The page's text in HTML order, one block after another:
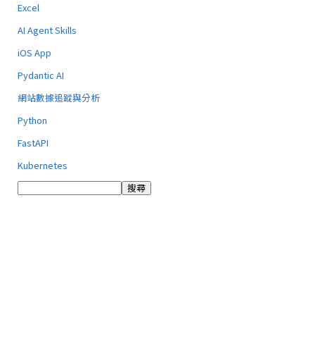
Excel
AI Agent Skills
iOS App
Pydantic AI
網站數據追蹤與分析
Python
FastAPI
Kubernetes